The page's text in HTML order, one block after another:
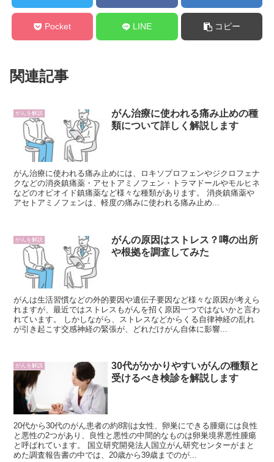
Pocket LINE コピー
関連記事
がんを解説
がん治療に使われる痛み止めの種
類について詳しく解説します
がん治療に使われる痛み止めには、ロキソプロフェンやジクロフェナ
クなどの消炎鎮痛薬・アセトアミノフェン・トラマドールやモルヒネ
などのオピオイド鎮痛薬など様々な種類があります。 消炎鎮痛薬や
アセトアミノフェンは、軽度の痛みに使われる痛み止め...
がんを解説
がんの原因はストレス？噂の出所
や根拠を調査してみた
がんは生活習慣などの外的要因や遺伝子要因など様々な原因が考えら
れますが、最近ではストレスもがんを招く原因一つではないかと言わ
れています。 しかしながら、ストレスなどからくる自律神経の乱れ
が引き起こす交感神経の緊張が、どれだけがん自体に影響...
がんを解説
30代がかかりやすいがんの種類と
受けるべき検診を解説します
20代から30代のがん患者の約8割は女性、卵巣にできる腫瘍には良性
と悪性の2つがあり、良性と悪性の中間的なものは卵巣境界悪性腫瘍
と呼ばれています。 国立研究開発法人国立がん研究センターがまと
めた調査報告書の中では、20歳から39歳までのが...